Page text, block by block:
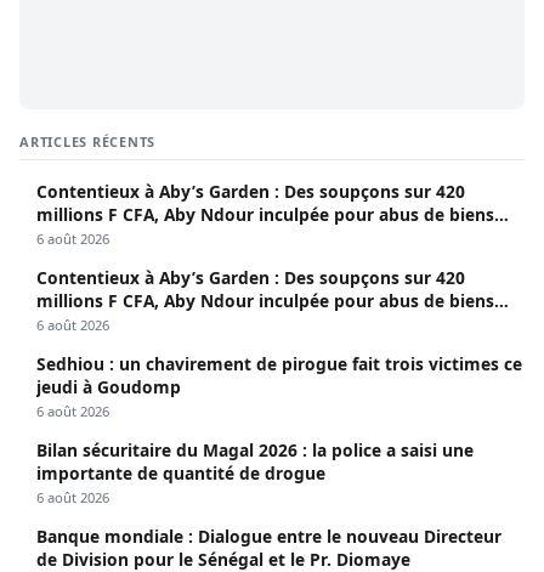
ARTICLES RÉCENTS
Contentieux à Aby’s Garden : Des soupçons sur 420
millions F CFA, Aby Ndour inculpée pour abus de biens
sociaux
6 août 2026
Contentieux à Aby’s Garden : Des soupçons sur 420
millions F CFA, Aby Ndour inculpée pour abus de biens
sociaux
6 août 2026
Sedhiou : un chavirement de pirogue fait trois victimes ce
jeudi à Goudomp
6 août 2026
Bilan sécuritaire du Magal 2026 : la police a saisi une
importante de quantité de drogue
6 août 2026
Banque mondiale : Dialogue entre le nouveau Directeur
de Division pour le Sénégal et le Pr. Diomaye